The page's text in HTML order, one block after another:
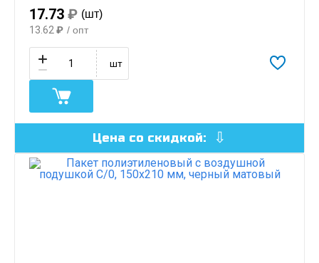
17.73 ₽ (шт)
13.62 ₽ / опт
шт
Цена со скидкой: